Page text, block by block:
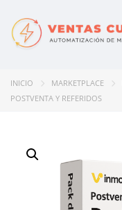
INICIO MARKETPLACE
POSTVENTA Y REFERIDOS